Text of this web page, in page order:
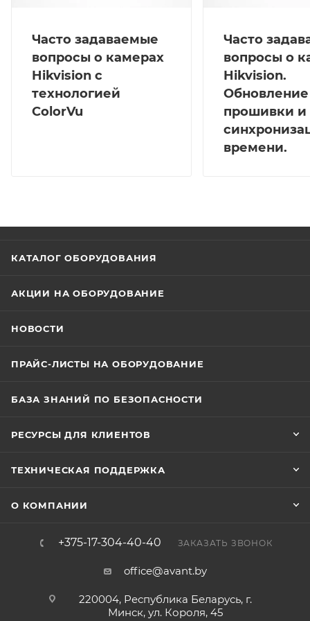
Часто задаваемые
вопросы о камерах
Hikvision с
технологией
ColorVu
Часто
вопросы о
Hikvision.
Обновление
прошивки и
времени.
КАТАЛОГ ОБОРУДОВАНИЯ
АКЦИИ НА ОБОРУДОВАНИЕ
НОВОСТИ
ПРАЙС-ЛИСТЫ НА ОБОРУДОВАНИЕ
БАЗА ЗНАНИЙ ПО БЕЗОПАСНОСТИ
РЕСУРСЫ ДЛЯ КЛИЕНТОВ
ТЕХНИЧЕСКАЯ ПОДДЕРЖКА
О КОМПАНИИ
+375-17-304-40-40 ЗАКАЗАТЬ ЗВОНОК
office@avant.by
220004, Республика Беларусь, г.
Минск, ул. Короля, 45